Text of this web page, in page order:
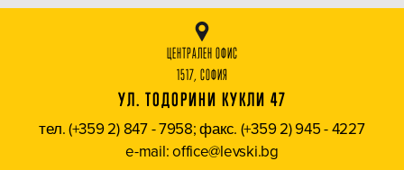
ЦЕНТРАЛЕН ОФИС
1517, СОФИЯ
УЛ. ТОДОРИНИ КУКЛИ 47
тел. (+359 2) 847 - 7958; факс. (+359 2) 945 - 4227
e-mail: office@levski.bg